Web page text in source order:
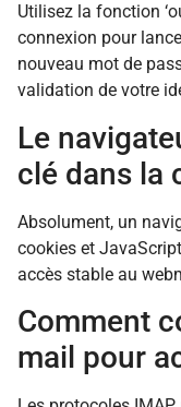
Utilisez la fonction
connexion pour
nouveau mot de
validation de votre
Le
clé dans la
Absolument, un
cookies et
accès stable au
Comment
mail pour